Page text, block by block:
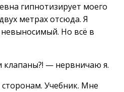
гипнотизирует моего
метрах отсюда. Я
Но всё в
— нервничаю я.
Учебник. Мне